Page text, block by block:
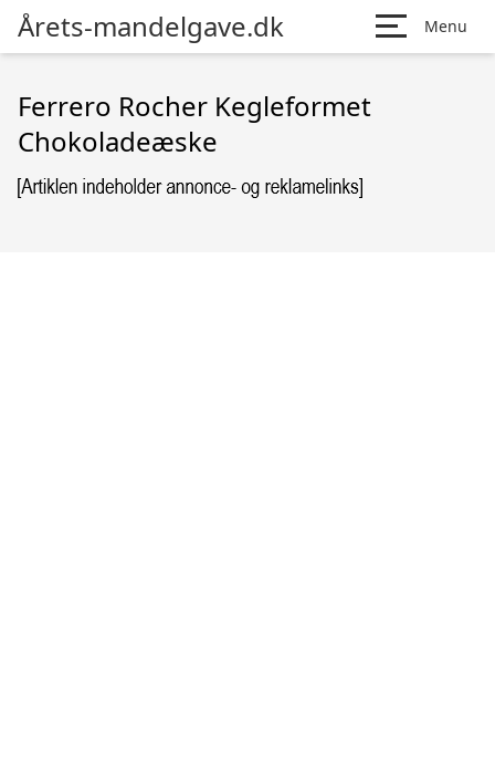
Årets-mandelgave.dk Menu
Ferrero Rocher Kegleformet
Chokoladeæske